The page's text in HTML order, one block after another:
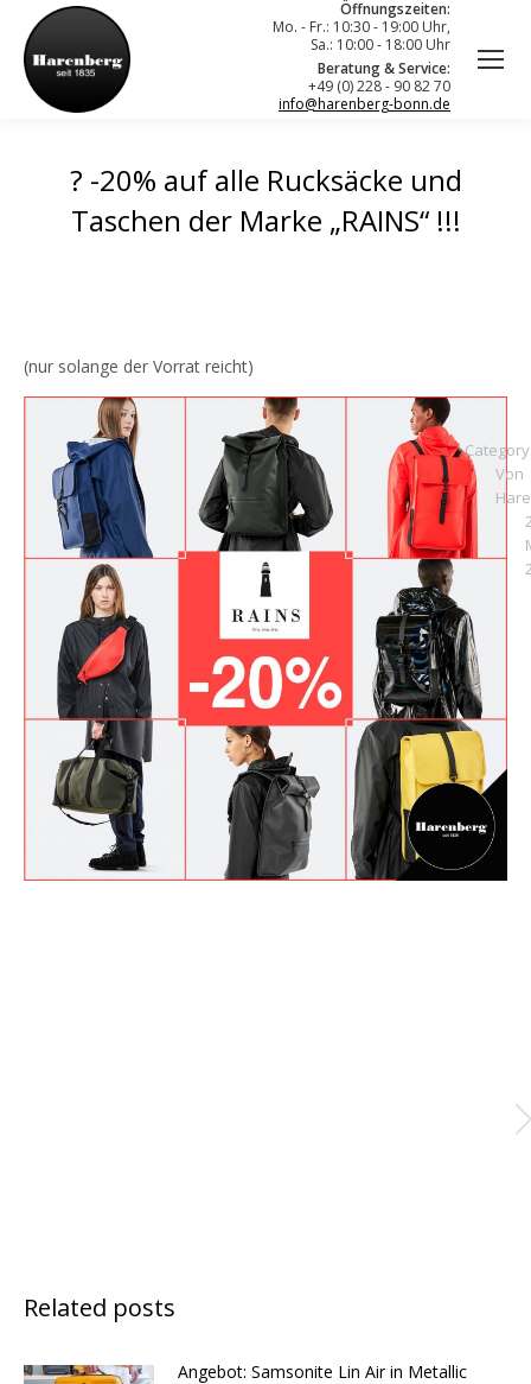
Öffnungszeiten:
Mo. - Fr.: 10:30 - 19:00 Uhr,
Sa.: 10:00 - 18:00 Uhr
Beratung & Service:
+49 (0) 228 - 90 82 70
info@harenberg-bonn.de
? -20% auf alle Rucksäcke und
Taschen der Marke „RAINS“ !!!
(nur solange der Vorrat reicht)
Von
Kommentarnavigation
Related posts
Angebot: Samsonite Lin Air in Metallic